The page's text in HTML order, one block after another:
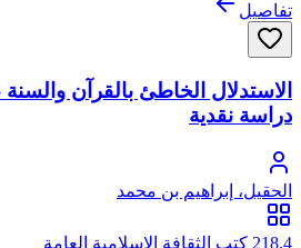
تفاصيل
الاستدلال الخاطئ بالقرآن
دراسة نقدية
الحقيل، إبراهيم بن محمد
218.4 كتب الثقافة الإسلامية العامة